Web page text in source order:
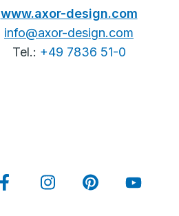
www.axor-design.com
info@axor-design.com
Tel.: +49 7836 51-0